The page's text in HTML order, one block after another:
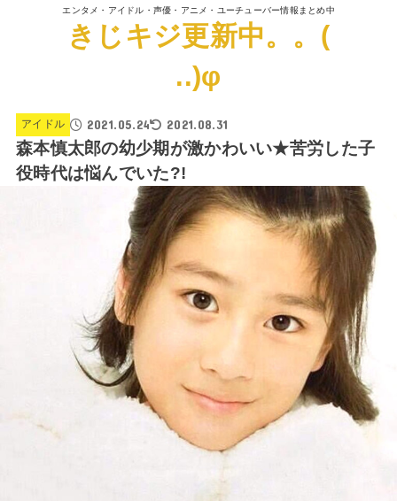
エンタメ・アイドル・声優・アニメ・ユーチューバー情報まとめ中
きじキジ更新中。。(
..)φ
アイドル 2021.05.24 2021.08.31
森本慎太郎の幼少期が激かわいい★苦労した子
役時代は悩んでいた?!